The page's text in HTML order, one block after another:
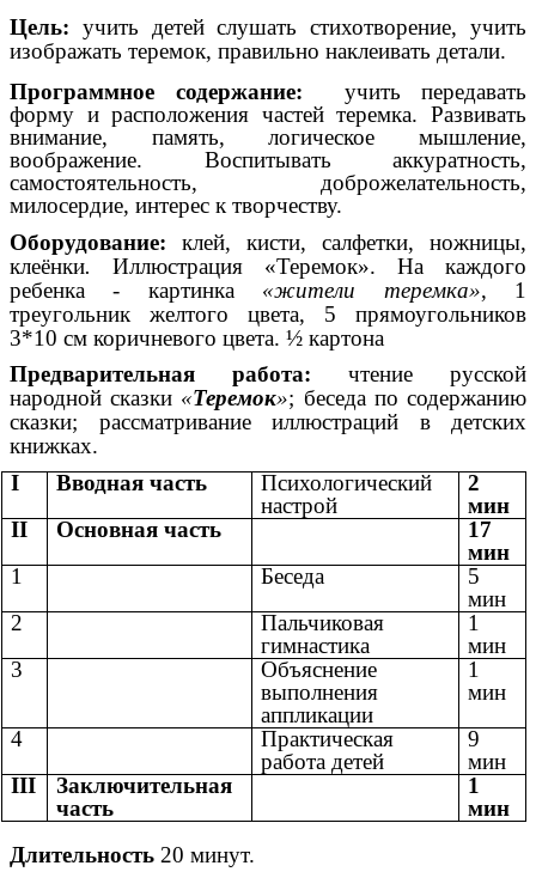
Цель: учить детей слушать стихотворение, учить
изображать теремок, правильно наклеивать детали.
Программное содержание: учить передавать
форму и расположения частей теремка. Развивать
внимание, память, логическое мышление,
воображение. Воспитывать аккуратность,
самостоятельность, доброжелательность,
милосердие, интерес к творчеству.
Оборудование: клей, кисти, салфетки, ножницы,
клеёнки. Иллюстрация «Теремок». На каждого
ребенка - картинка «жители теремка», 1
треугольник желтого цвета, 5 прямоугольников
3*10 см коричневого цвета. ½ картона
Предварительная работа: чтение русской
народной сказки «Теремок»; беседа по содержанию
сказки; рассматривание иллюстраций в детских
книжках.
I
Вводная часть
Психологический
настрой
2
мин
II
Основная часть
17
мин
1
Беседа
5
мин
2
Пальчиковая
гимнастика
1
мин
3
Объяснение
выполнения
аппликации
1
мин
4
Практическая
работа детей
9
мин
III
Заключительная
часть
1
мин
Длительность 20 минут.